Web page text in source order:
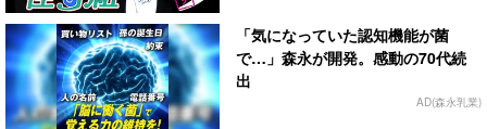
「気になっていた認知機能が菌
で…」森永が開発。感動の70代続
出
AD(森永乳業)